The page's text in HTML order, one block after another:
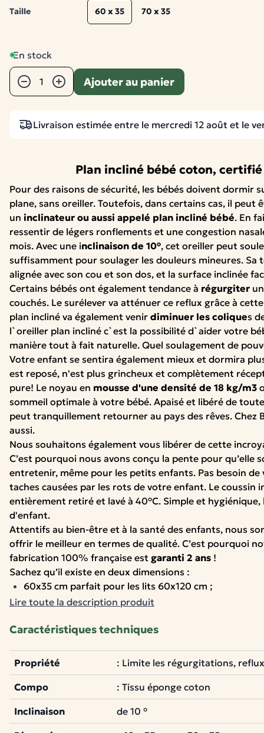
Taille 60 x 35 70 x 35
En stock
Quantité
−
+ Ajouter au panier
Livraison estimée entre le mercredi 12 août et le
Plan incliné bébé coton,
Pour des raisons de sécurité, les bébés doivent dormir
plane, sans oreiller. Toutefois, dans certains cas, il peut
un inclinateur ou aussi appelé plan incliné bébé. En
ressentir de légers ronflements et une congestion
mois. Avec une inclinaison de 10°, cet oreiller peut
suffisamment pour soulager les douleurs mineures.
alignée avec son cou et son dos, et la surface inclinée
Certains bébés ont également tendance à régurgiter
couchés. Le surélever va atténuer ce reflux grâce à
plan incliné va également venir diminuer les coliques
l`oreiller plan incliné c`est la possibilité d`aider votre
manière tout à fait naturelle. Quel soulagement de
Votre enfant se sentira également mieux et dormira
est reposé, n'est plus grincheux et complètement
pure! Le noyau en mousse d'une densité de 18 kg/m3
sommeil optimale à votre bébé. Apaisé et libéré de
peut tranquillement retourner au pays des rêves. Chez
aussi.
Nous souhaitons également vous libérer de cette
C’est pourquoi nous avons conçu la pente pour qu’elle
entretenir, même pour les petits enfants. Pas besoin de
taches causées par les rots de votre enfant. Le coussin
entièrement retiré et lavé à 40°C. Simple et
d'enfant.
Attentifs au bien-être et à la santé des enfants, nous
offrir le meilleur en termes de qualité. C’est pourquoi
fabrication 100% française est garanti 2 ans !
Sachez qu’il existe en deux dimensions :
60x35 cm parfait pour les lits 60x120 cm ;
70x35 cm idéal pour les lits 70x140 cm.
Composition du plan incliné:
noyau mousse 100% polyuréthane 18kg/m3
Housse enveloppe déhoussable:tissu éponge coton
ATTENTION : pensez à bien placer leplan incliné coton
A NOTER :
Il peut arriver qu’en déhoussant votre plan incliné,
a jauni par endroit. N’ayez pas d’inquiétude, ce
normal. En effet le matériau qui compose votremousse
Lire toute la description produit
Caractéristiques techniques
Propriété : Limite les régurgitations, reflux
Compo : Tissu éponge coton
Inclinaison de 10 °